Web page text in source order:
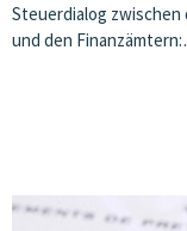
Steuerdialog zwischen
und den